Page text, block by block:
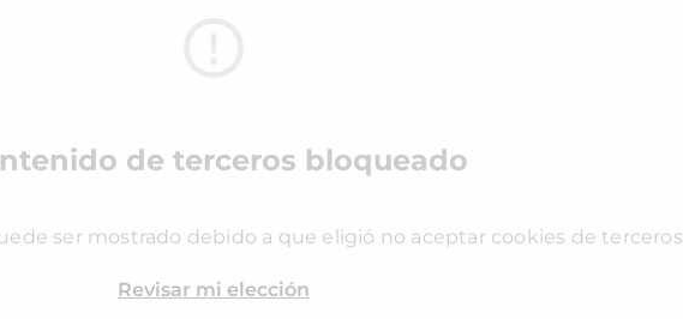
de terceros bloqueado
ser mostrado debido a que eligió no aceptar cookies de terceros
Revisar mi elección